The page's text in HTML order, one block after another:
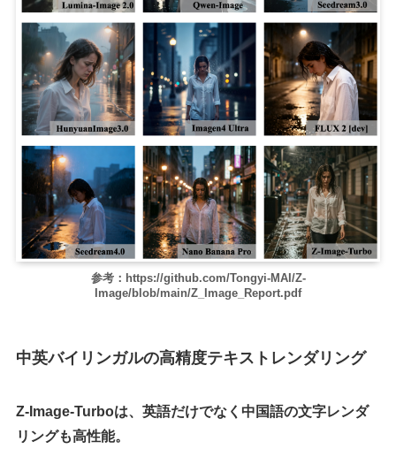
参考：https://github.com/Tongyi-MAI/Z-
Image/blob/main/Z_Image_Report.pdf
中英バイリンガルの高精度テキストレンダリング
Z-Image-Turboは、英語だけでなく中国語の文字レンダ
リングも高性能。